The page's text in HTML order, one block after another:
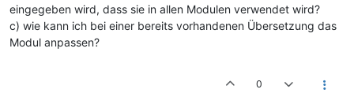
eingegeben wird, dass sie in allen Modulen verwendet wird?
c) wie kann ich bei einer bereits vorhandenen Übersetzung das
Modul anpassen?
0